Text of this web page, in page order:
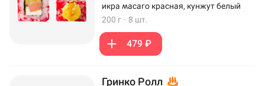
икра масаго красная, кунжут белый
200 г · 8 шт.
479 ₽
Гринко Ролл